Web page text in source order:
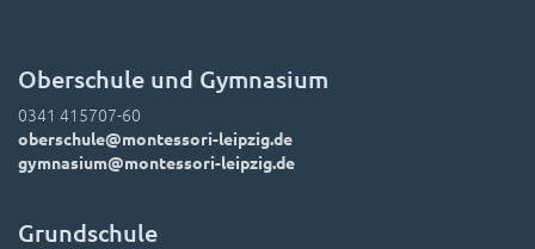
Oberschule und Gymnasium
0341 415707-60
oberschule@montessori-leipzig.de
gymnasium@montessori-leipzig.de
Grundschule